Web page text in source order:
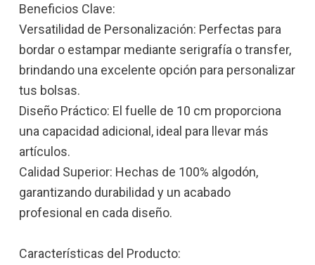
Beneficios Clave:
Versatilidad de Personalización: Perfectas para
bordar o estampar mediante serigrafía o transfer,
brindando una excelente opción para personalizar
tus bolsas.
Diseño Práctico: El fuelle de 10 cm proporciona
una capacidad adicional, ideal para llevar más
artículos.
Calidad Superior: Hechas de 100% algodón,
garantizando durabilidad y un acabado
profesional en cada diseño.
Características del Producto: